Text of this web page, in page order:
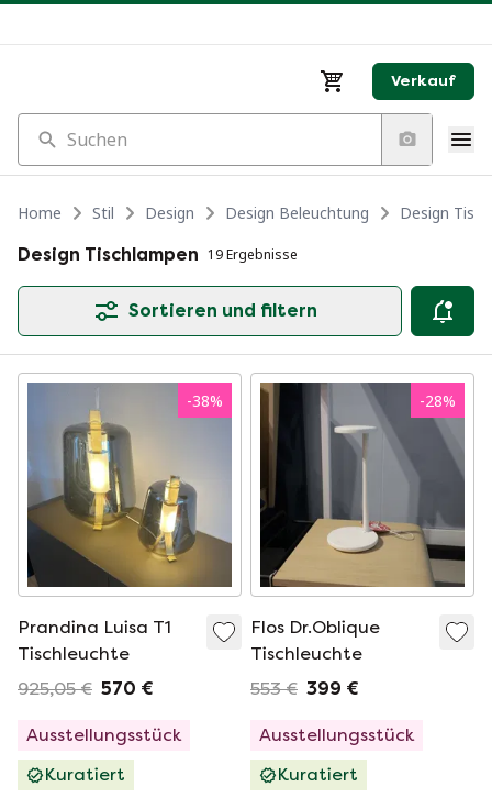
Verkauf
Suchen
Home Stil Design Design Beleuchtung
Design
Design Tischlampen 19 Ergebnisse
Sortieren und filtern
-38%
Prandina Luisa T1
Tischleuchte
925,05 € 570 €
Ausstellungsstück
Kuratiert
-28%
Flos Dr.Oblique
Tischleuchte
553 € 399 €
Ausstellungsstück
Kuratiert